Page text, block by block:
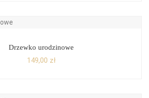
Drzewko urodzinowe
149,00 zł